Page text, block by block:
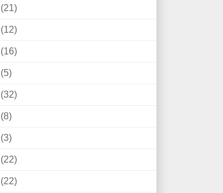
(21)
(12)
(16)
(5)
(32)
(8)
(3)
(22)
(22)